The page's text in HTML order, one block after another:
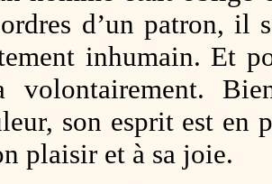
d’un patron, il
inhumain. Et
volontairement.
son esprit est en
plaisir et à sa joie.